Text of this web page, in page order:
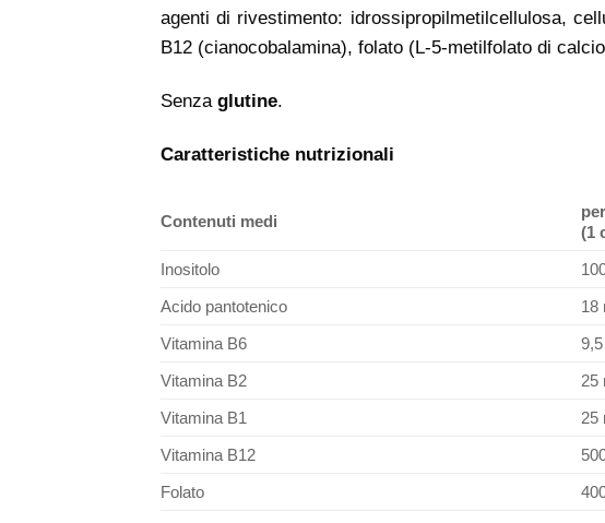
agenti di rivestimento: idrossipropilmetilcellulosa,
B12 (cianocobalamina), folato (L-5-metilfolato di
Senza glutine.
Caratteristiche nutrizionali
Contenuti medi
(1
Inositolo
Acido pantotenico
18
Vitamina B6
Vitamina B2
25
Vitamina B1
25
Vitamina B12
Folato